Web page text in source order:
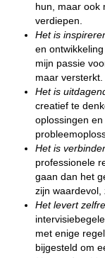
hun, maar ook
verdiepen.
Het is
en
mijn passie
maar versterkt.
Het is
creatief te
oplossingen
Het is
professionele
gaan dan het
zijn waardevol,
Het levert
met enige
bijgesteld om